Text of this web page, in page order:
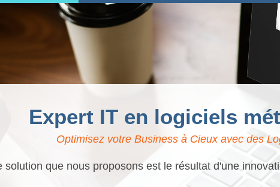
Expert IT en logiciels
Optimisez votre Business à Cieux avec des
solution que nous proposons est le résultat d'une